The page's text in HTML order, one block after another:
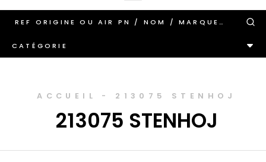
CATÉGORIE
ACCUEIL - 213075 STENHOJ
213075 STENHOJ